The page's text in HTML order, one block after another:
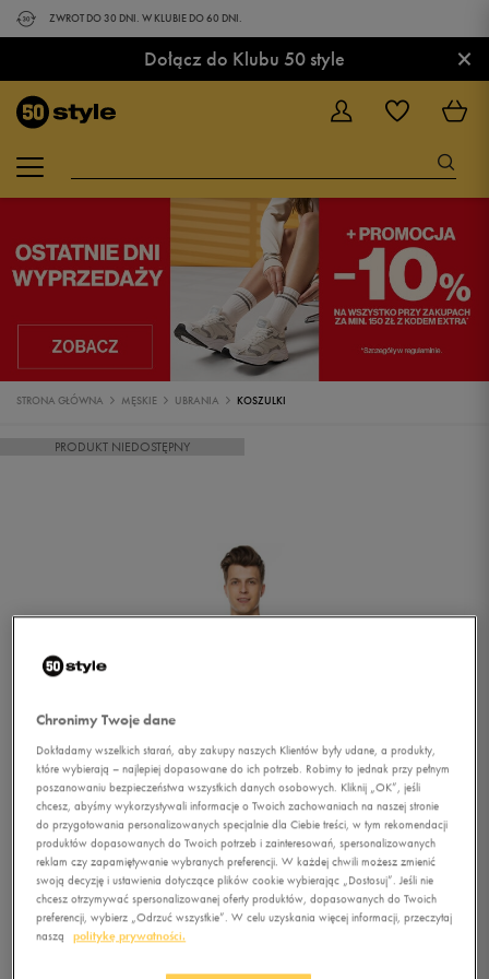
ZWROT DO 30 DNI. W KLUBIE DO 60 DNI.
Dołącz do Klubu 50 style ×
STRONA GŁÓWNA MĘSKIE UBRANIA KOSZULKI
PRODUKT NIEDOSTĘPNY
Chronimy Twoje dane
Dokładamy wszelkich starań, aby zakupy naszych Klientów były udane, a produkty,
które wybierają – najlepiej dopasowane do ich potrzeb. Robimy to jednak przy pełnym
poszanowaniu bezpieczeństwa wszystkich danych osobowych. Kliknij „OK”, jeśli
chcesz, abyśmy wykorzystywali informacje o Twoich zachowaniach na naszej stronie
do przygotowania personalizowanych specjalnie dla Ciebie treści, w tym rekomendacji
produktów dopasowanych do Twoich potrzeb i zainteresowań, spersonalizowanych
reklam czy zapamiętywanie wybranych preferencji. W każdej chwili możesz zmienić
swoją decyzję i ustawienia dotyczące plików cookie wybierając „Dostosuj”. Jeśli nie
chcesz otrzymywać spersonalizowanej oferty produktów, dopasowanych do Twoich
preferencji, wybierz „Odrzuć wszystkie”. W celu uzyskania więcej informacji, przeczytaj
naszą
politykę prywatności.